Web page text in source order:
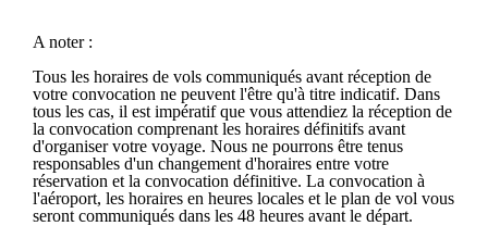
A noter :
Tous les horaires de vols communiqués avant réception de
votre convocation ne peuvent l'être qu'à titre indicatif. Dans
tous les cas, il est impératif que vous attendiez la réception de
la convocation comprenant les horaires définitifs avant
d'organiser votre voyage. Nous ne pourrons être tenus
responsables d'un changement d'horaires entre votre
réservation et la convocation définitive. La convocation à
l'aéroport, les horaires en heures locales et le plan de vol vous
seront communiqués dans les 48 heures avant le départ.